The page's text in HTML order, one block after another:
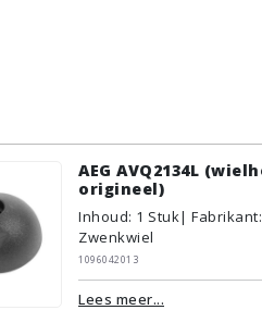
AEG AVQ2134L
origineel)
Inhoud: 1 Stuk|
Zwenkwiel
1096042013
Lees meer...